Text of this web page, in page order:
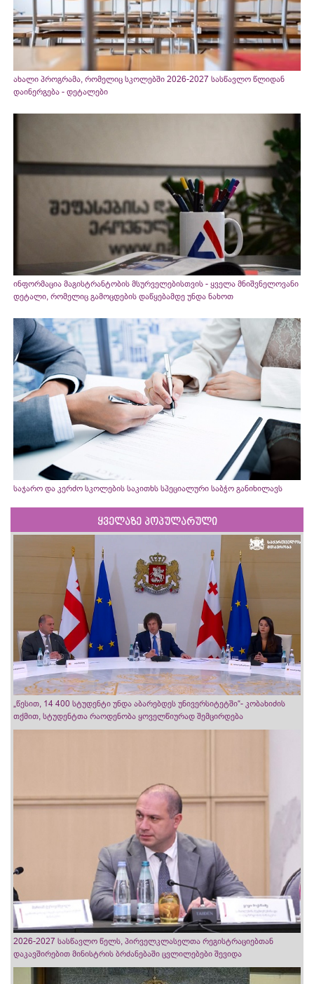
ახალი პროგრამა, რომელიც სკოლებში 2026-2027 სასწავლო წლიდან
დაინერგება - დეტალები
ინფორმაცია მაგისტრანტობის მსურველებისთვის - ყველა მნიშვნელოვანი
დეტალი, რომელიც გამოცდების დაწყებამდე უნდა ნახოთ
საჯარო და კერძო სკოლების საკითხს სპეციალური საბჭო განიხილავს
ყველაზე პოპულარული
„წესით, 14 400 სტუდენტი უნდა აბარებდეს უნივერსიტეტში“- კობახიძის
თქმით, სტუდენტთა რაოდენობა ყოველწიურად შემცირდება
2026-2027 სასწავლო წელს, პირველკლასელთა რეგისტრაციებთან
დაკავშირებით მინისტრის ბრძანებაში ცვლილებები შევიდა